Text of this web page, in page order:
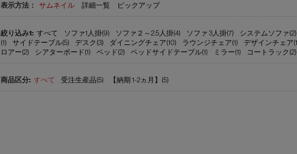
表示方法： サムネイル 詳細一覧 ピックアップ
すべて ソファ1人掛(9) ソファ２～2.5人掛(4) ソファ 3人掛(7) システムソファ(2)
(1)
サイドテーブル(5) デスク(3) ダイニングチェア(10) ラウンジチェア(1) デザインチェア
ロアー(2)
シアターボード(1) ベッド(2) ベッドサイドテーブル(1) ミラー(1) コートラック(2)
すべて 受注生産品(5) 【納期 1-2ヵ月】(5)